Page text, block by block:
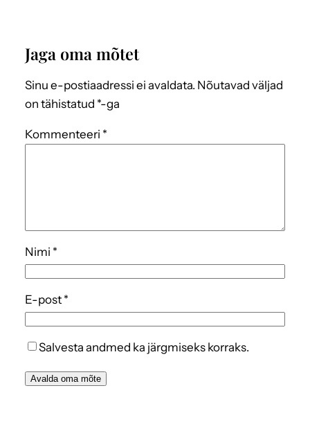
Jaga oma mõtet
Sinu e-postiaadressi ei avaldata. Nõutavad väljad
on tähistatud *-ga
Kommenteeri *
Nimi *
E-post *
Salvesta andmed ka järgmiseks korraks.